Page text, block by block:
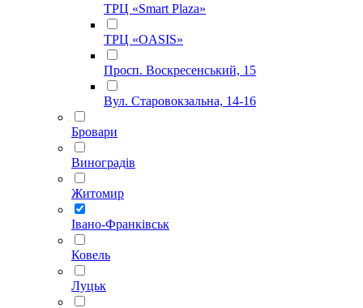
ТРЦ «Smart Plaza»
ТРЦ «OASIS»
Просп. Воскресенський, 15
Вул. Старовокзальна, 14-16
Бровари
Виноградів
Житомир
Івано-Франківськ
Ковель
Луцьк